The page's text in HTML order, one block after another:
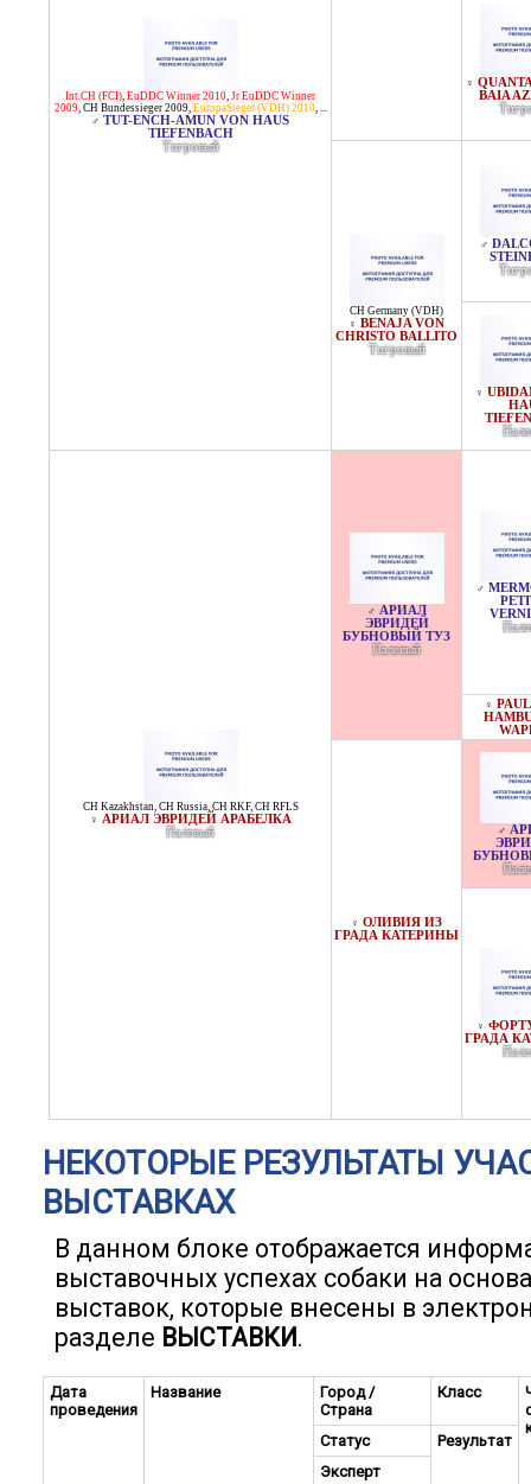
Int.CH (FCI), EuDDC Winner 2010, Jr EuDDC Winner
2009, CH Bundessieger 2009, EuropaSieger (VDH) 2010, ...
♂ TUT-ENCH-AMUN VON HAUS
TIEFENBACH
Тигровый
♀
BAIA
CH Germany (VDH)
♀ BENAJA VON
CHRISTO BALLITO
Тигровый
♂
♀
CH Kazakhstan, CH Russia, CH RKF, CH RFLS
♀ АРИАЛ ЭВРИДЕЙ АРАБЕЛКА
Палевый
♂ АРИАЛ
ЭВРИДЕЙ
БУБНОВЫЙ ТУЗ
Палевый
♂
♀
♀ ОЛИВИЯ ИЗ
ГРАДА КАТЕРИНЫ
♂
♀
ГРАДА
НЕКОТОРЫЕ РЕЗУЛЬТАТЫ
ВЫСТАВКАХ
В данном блоке отображается
выставочных успехах собаки на
выставок, которые внесены в
разделе ВЫСТАВКИ.
Дата
проведения
Название
Город /
Страна
Класс
Статус
Результат
Эксперт